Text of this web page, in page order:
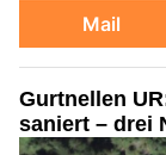
Mail
Gurtnellen
saniert – drei